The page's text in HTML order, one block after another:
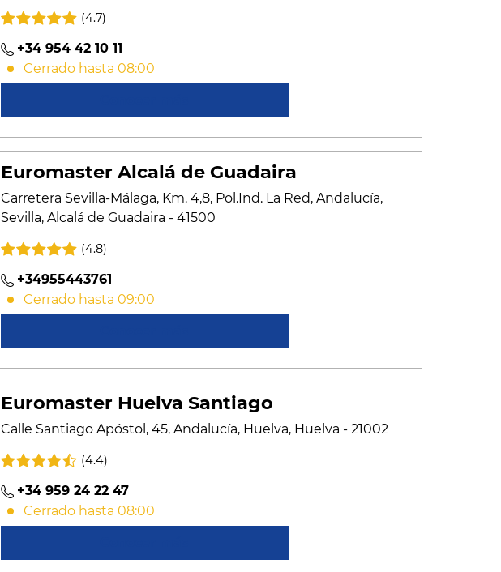
(4.7)
+34 954 42 10 11
Cerrado hasta 08:00
Euromaster Alcalá de Guadaira
Carretera Sevilla-Málaga, Km. 4,8, Pol.Ind. La Red, Andalucía,
Sevilla, Alcalá de Guadaira - 41500
(4.8)
+34955443761
Cerrado hasta 09:00
Euromaster Huelva Santiago
Calle Santiago Apóstol, 45, Andalucía, Huelva, Huelva - 21002
(4.4)
+34 959 24 22 47
Cerrado hasta 08:00